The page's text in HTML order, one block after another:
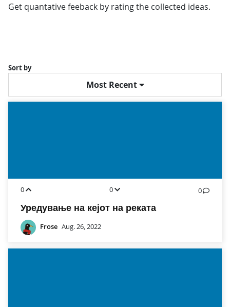
Get quantative feeback by rating the collected ideas.
Sort by
Most Recent
0 0 0
Уредување на кејот на реката
Frose Aug. 26, 2022